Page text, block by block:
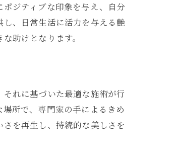
ジティブな印象を与え、自分
、日常生活に活力を与える艶
助けとなります。
れに基づいた最適な施術が行
所で、専門家の手によるきめ
を再生し、持続的な美しさを